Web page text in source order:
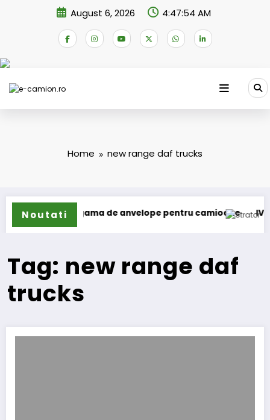
August 6, 2026 4:47:54 AM
Home new range daf trucks
Noutati
își extinde gama de anvelope pentru camioane IVECO
Tag: new range daf
trucks